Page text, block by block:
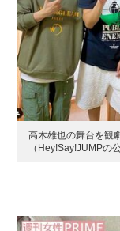
高木雄也の舞台を観
（Hey!Say!JUMPの